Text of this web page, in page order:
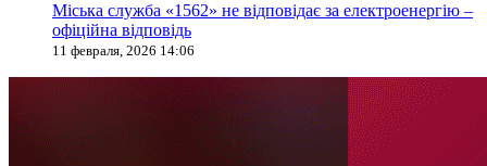
Міська служба «1562» не відповідає за електроенергію –
офіційна відповідь
11 февраля, 2026 14:06